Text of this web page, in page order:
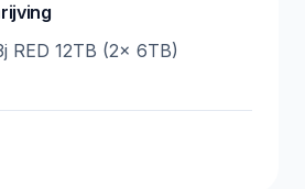
RED 12TB (2x 6TB)